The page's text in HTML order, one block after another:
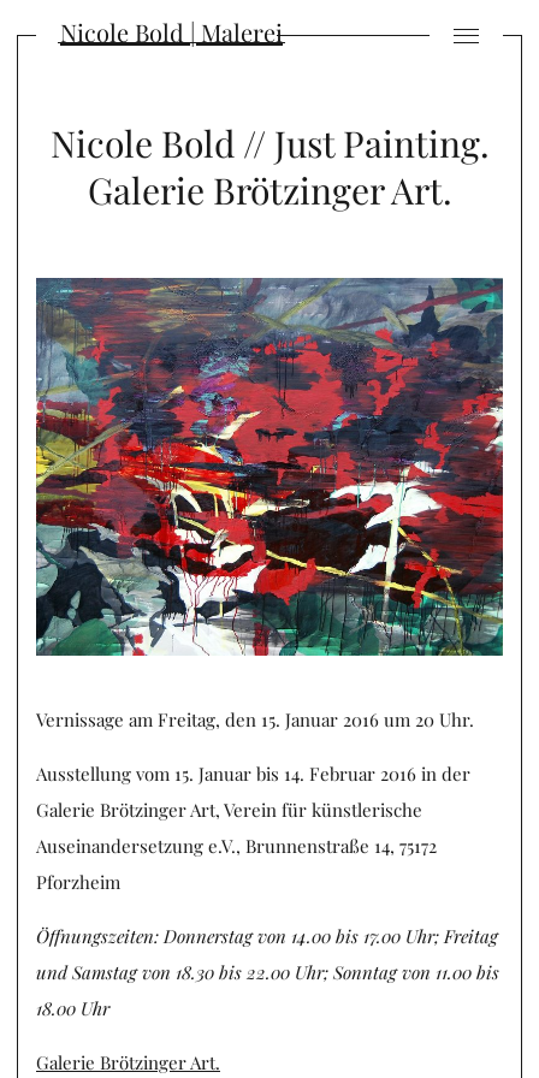
Nicole Bold | Malerei
Nicole Bold // Just Painting.
Galerie Brötzinger Art.
Vernissage am Freitag, den 15. Januar 2016 um 20 Uhr.
Ausstellung vom 15. Januar bis 14. Februar 2016 in der
Galerie Brötzinger Art, Verein für künstlerische
Auseinandersetzung e.V., Brunnenstraße 14, 75172
Pforzheim
Öffnungszeiten: Donnerstag von 14.00 bis 17.00 Uhr; Freitag
und Samstag von 18.30 bis 22.00 Uhr; Sonntag von 11.00 bis
18.00 Uhr
Galerie Brötzinger Art.